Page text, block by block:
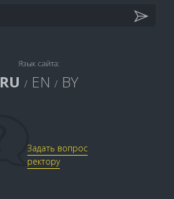
Язык сайта:
RU / EN / BY
Задать вопрос
ректору